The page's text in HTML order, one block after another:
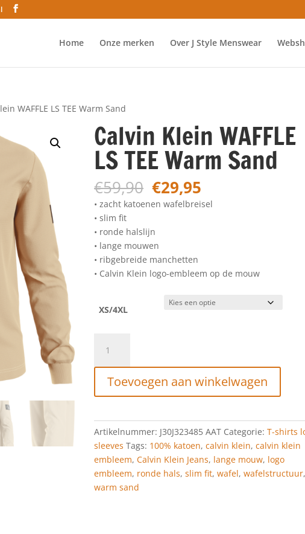
Home Onze merken Over J Style Menswear
WAFFLE LS TEE Warm Sand
Calvin Klein WAFFLE
LS TEE Warm Sand
€59,90 Oorspronkelijke
prijs
was:
€59,90.
€29,95
prijs
is:
• zacht katoenen wafelbreisel
• slim fit
• ronde halslijn
• lange mouwen
• ribgebreide manchetten
• Calvin Klein logo-embleem op de mouw
XS/4XL
Klein
WAFFLE
TEE
Sand
aantal
Toevoegen aan winkelwagen
Artikelnummer: J30J323485 AAT Categorie:T-shirts
sleeves Tags: 100% katoen,calvin klein,calvin klein
embleem,Calvin Klein Jeans, lange mouw, logo
embleem, ronde hals,slim fit,wafel,wafelstructuur
warm sand